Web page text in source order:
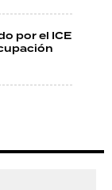
por el ICE